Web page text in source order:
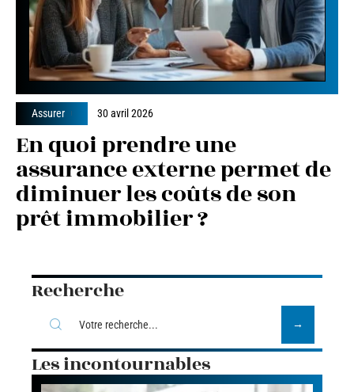
Assurer 30 avril 2026
En quoi prendre une
assurance externe permet de
diminuer les coûts de son
prêt immobilier ?
Recherche
Les incontournables